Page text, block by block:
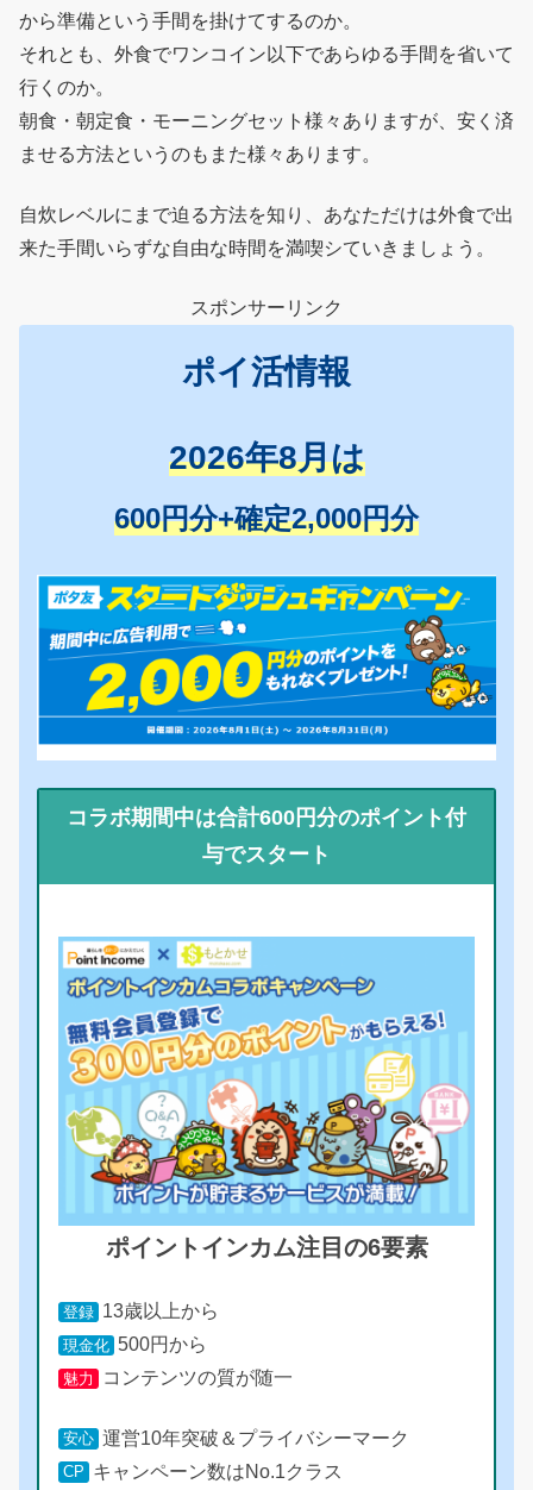
から準備という手間を掛けてするのか。
それとも、外食でワンコイン以下であらゆる手間を省いて
行くのか。
朝食・朝定食・モーニングセット様々ありますが、安く済
ませる方法というのもまた様々あります。
自炊レベルにまで迫る方法を知り、あなただけは外食で出
来た手間いらずな自由な時間を満喫シていきましょう。
スポンサーリンク
ポイ活情報
2026年8月は
600円分+確定2,000円分
コラボ期間中は合計600円分のポイント付
与でスタート
ポイントインカム注目の6要素
登録 13歳以上から
現金化 500円から
魅力 コンテンツの質が随一
安心 運営10年突破＆プライバシーマーク
CP キャンペーン数はNo.1クラス